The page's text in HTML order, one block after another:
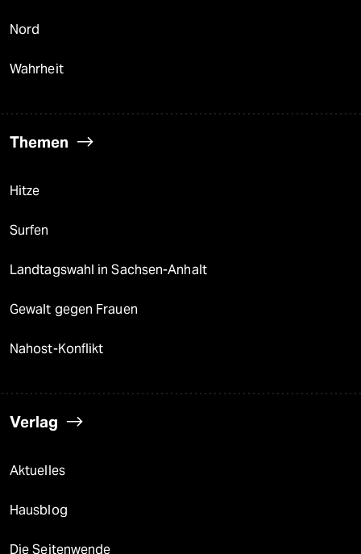
Nord
Wahrheit
Themen
Hitze
Surfen
Landtagswahl in Sachsen-Anhalt
Gewalt gegen Frauen
Nahost-Konflikt
Verlag
Aktuelles
Hausblog
Die Seitenwende